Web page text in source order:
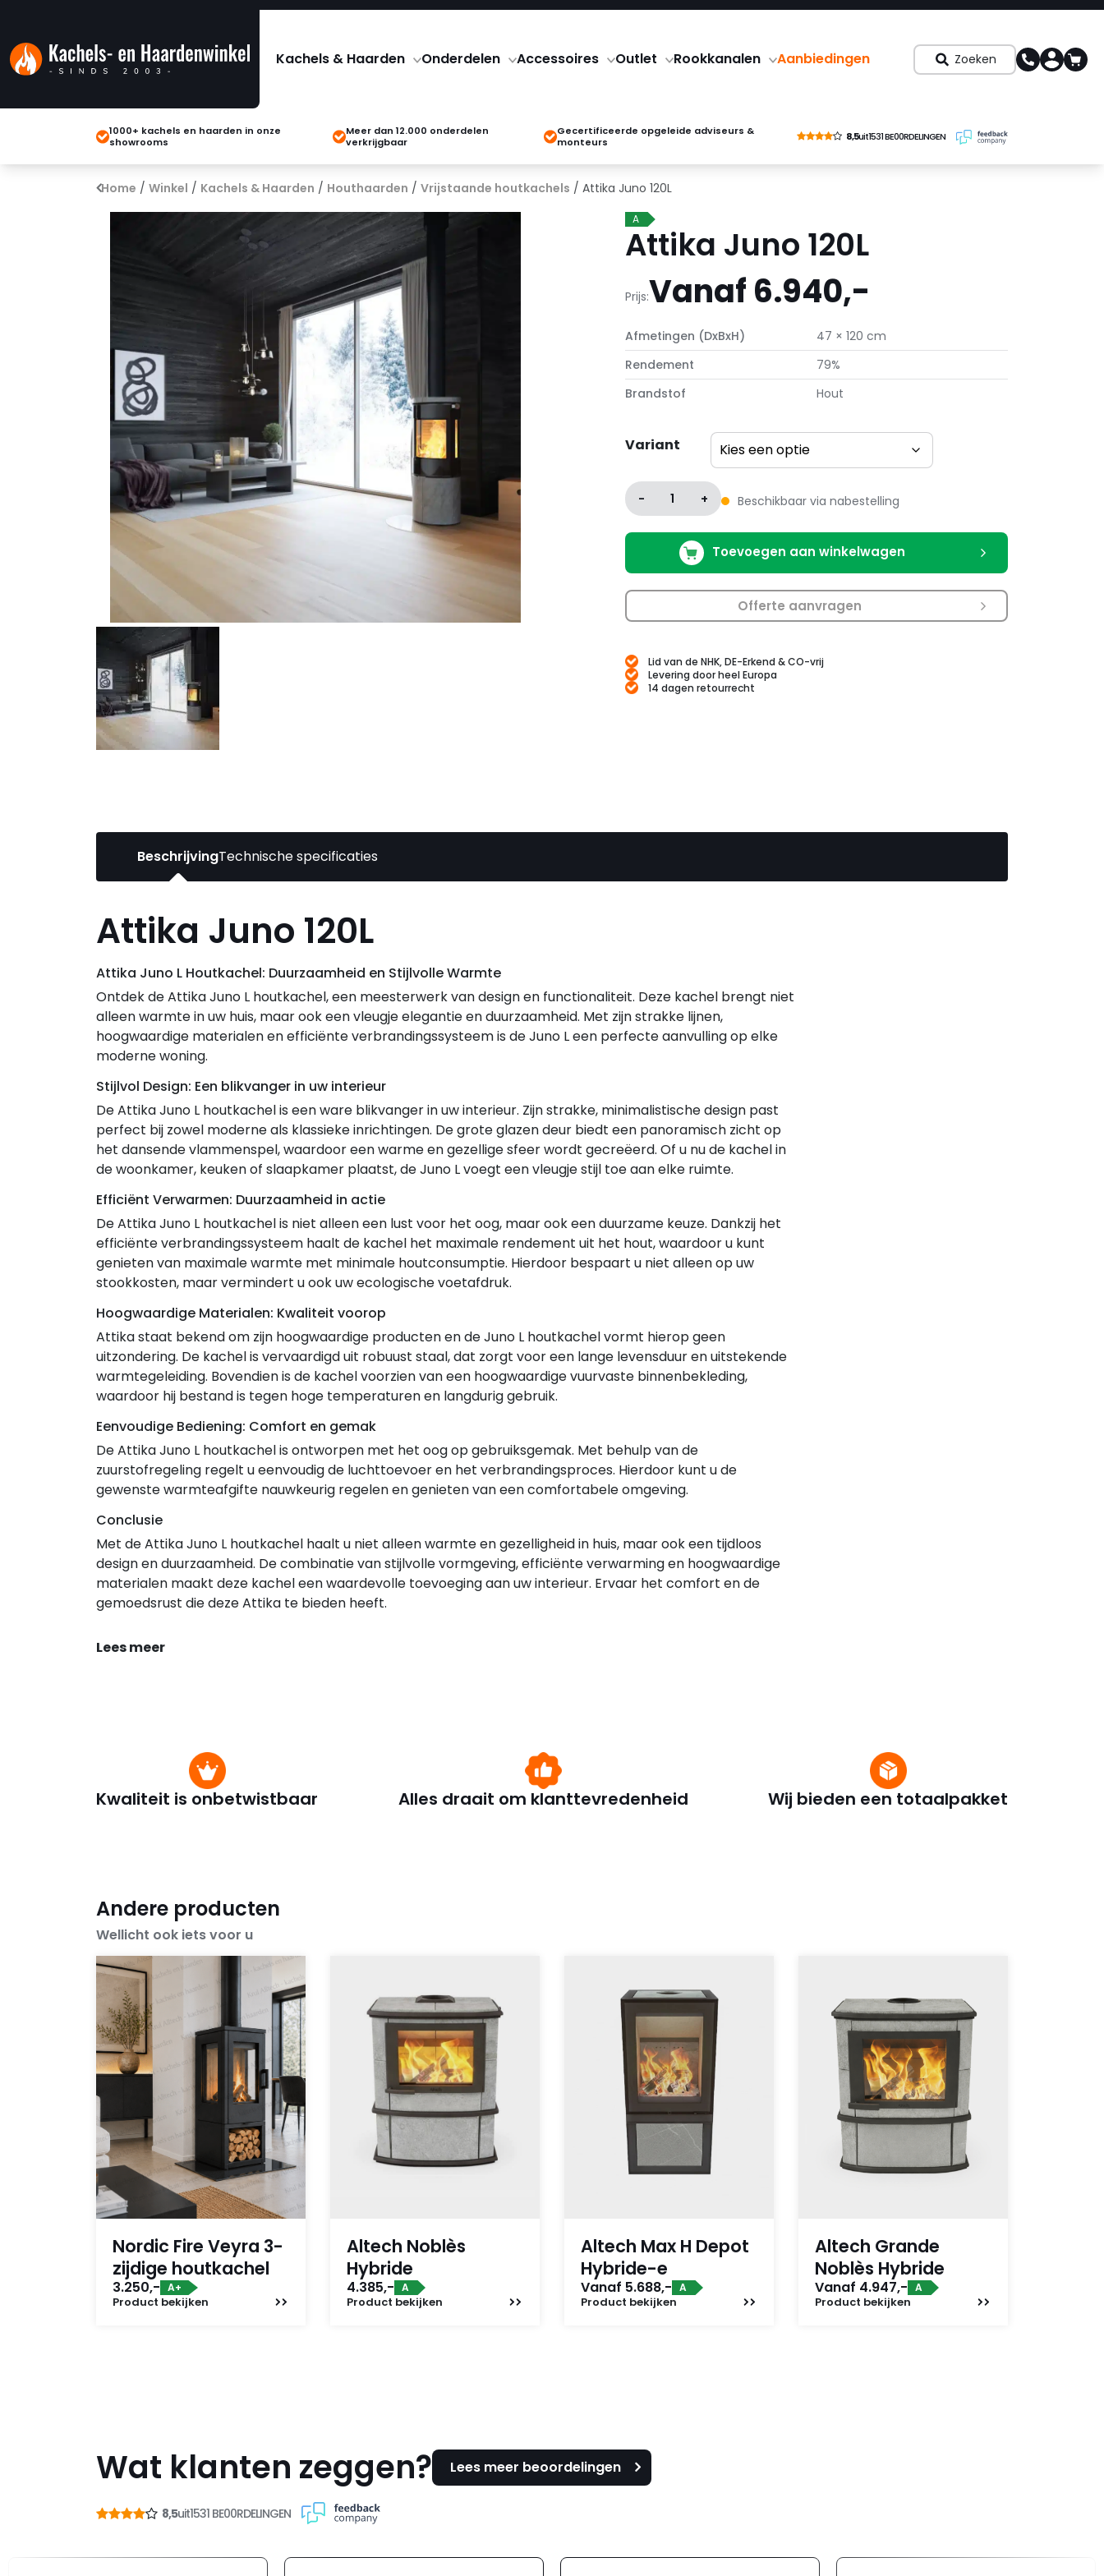
Kachels & Haarden Onderdelen Accessoires Outlet Rookkanalen Aanbiedingen Zoeken
1000+ kachels en haarden in onze
showrooms
Meer dan 12.000 onderdelen
verkrijgbaar
Gecertificeerde opgeleide adviseurs &
monteurs
8,5uit1531 BE00RDELINGEN
Home / Winkel / Kachels & Haarden / Houthaarden / Vrijstaande houtkachels / Attika Juno 120L
A
Attika Juno 120L
Prijs:Vanaf 6.940,-
Afmetingen (DxBxH)
47 × 120 cm
Rendement
79%
Brandstof
Hout
Variant
- 1 + Beschikbaar via nabestelling
Toevoegen aan winkelwagen
Offerte aanvragen
Lid van de NHK, DE-Erkend & CO-vrij
Levering door heel Europa
14 dagen retourrecht
BeschrijvingTechnische specificaties
Attika Juno 120L
Attika Juno L Houtkachel: Duurzaamheid en Stijlvolle Warmte
Ontdek de Attika Juno L houtkachel, een meesterwerk van design en functionaliteit. Deze kachel brengt niet
alleen warmte in uw huis, maar ook een vleugje elegantie en duurzaamheid. Met zijn strakke lijnen,
hoogwaardige materialen en efficiënte verbrandingssysteem is de Juno L een perfecte aanvulling op elke
moderne woning.
Stijlvol Design: Een blikvanger in uw interieur
De Attika Juno L houtkachel is een ware blikvanger in uw interieur. Zijn strakke, minimalistische design past
perfect bij zowel moderne als klassieke inrichtingen. De grote glazen deur biedt een panoramisch zicht op
het dansende vlammenspel, waardoor een warme en gezellige sfeer wordt gecreëerd. Of u nu de kachel in
de woonkamer, keuken of slaapkamer plaatst, de Juno L voegt een vleugje stijl toe aan elke ruimte.
Efficiënt Verwarmen: Duurzaamheid in actie
De Attika Juno L houtkachel is niet alleen een lust voor het oog, maar ook een duurzame keuze. Dankzij het
efficiënte verbrandingssysteem haalt de kachel het maximale rendement uit het hout, waardoor u kunt
genieten van maximale warmte met minimale houtconsumptie. Hierdoor bespaart u niet alleen op uw
stookkosten, maar vermindert u ook uw ecologische voetafdruk.
Hoogwaardige Materialen: Kwaliteit voorop
Attika staat bekend om zijn hoogwaardige producten en de Juno L houtkachel vormt hierop geen
uitzondering. De kachel is vervaardigd uit robuust staal, dat zorgt voor een lange levensduur en uitstekende
warmtegeleiding. Bovendien is de kachel voorzien van een hoogwaardige vuurvaste binnenbekleding,
waardoor hij bestand is tegen hoge temperaturen en langdurig gebruik.
Eenvoudige Bediening: Comfort en gemak
De Attika Juno L houtkachel is ontworpen met het oog op gebruiksgemak. Met behulp van de
zuurstofregeling regelt u eenvoudig de luchttoevoer en het verbrandingsproces. Hierdoor kunt u de
gewenste warmteafgifte nauwkeurig regelen en genieten van een comfortabele omgeving.
Conclusie
Met de Attika Juno L houtkachel haalt u niet alleen warmte en gezelligheid in huis, maar ook een tijdloos
design en duurzaamheid. De combinatie van stijlvolle vormgeving, efficiënte verwarming en hoogwaardige
materialen maakt deze kachel een waardevolle toevoeging aan uw interieur. Ervaar het comfort en de
gemoedsrust die deze Attika te bieden heeft.
Lees meer
Kwaliteit is onbetwistbaar Alles draait om klanttevredenheid Wij bieden een totaalpakket
Andere producten
Wellicht ook iets voor u
Nordic Fire Veyra 3-
zijdige houtkachel
3.250,- A+
Product bekijken
Altech Noblès
Hybride
4.385,- A
Product bekijken
Altech Max H Depot
Hybride-e
Vanaf 5.688,- A
Product bekijken
Altech Grande
Noblès Hybride
Vanaf 4.947,- A
Product bekijken
Wat klanten zeggen? Lees meer beoordelingen
8,5uit1531 BE00RDELINGEN